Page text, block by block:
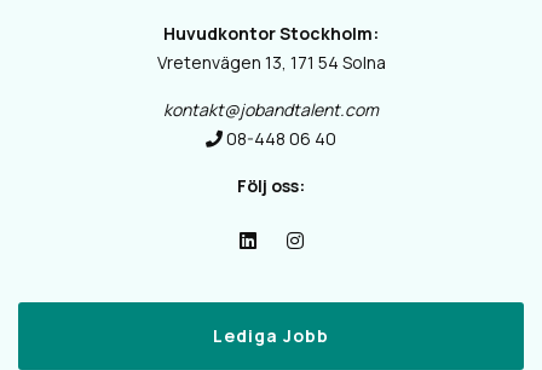
Huvudkontor Stockholm:
Vretenvägen 13, 171 54 Solna
kontakt@jobandtalent.com
08-448 06 40
Följ oss:
Lediga Jobb